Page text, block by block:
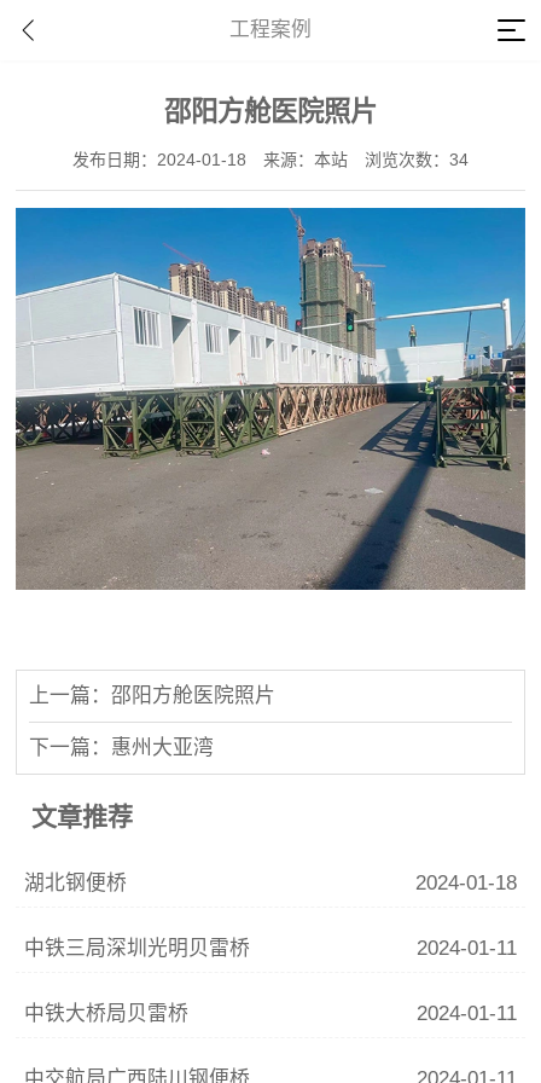
工程案例
邵阳方舱医院照片
发布日期：2024-01-18 来源：本站 浏览次数：34
上一篇：邵阳方舱医院照片
下一篇：惠州大亚湾
文章推荐
湖北钢便桥 2024-01-18
中铁三局深圳光明贝雷桥 2024-01-11
中铁大桥局贝雷桥 2024-01-11